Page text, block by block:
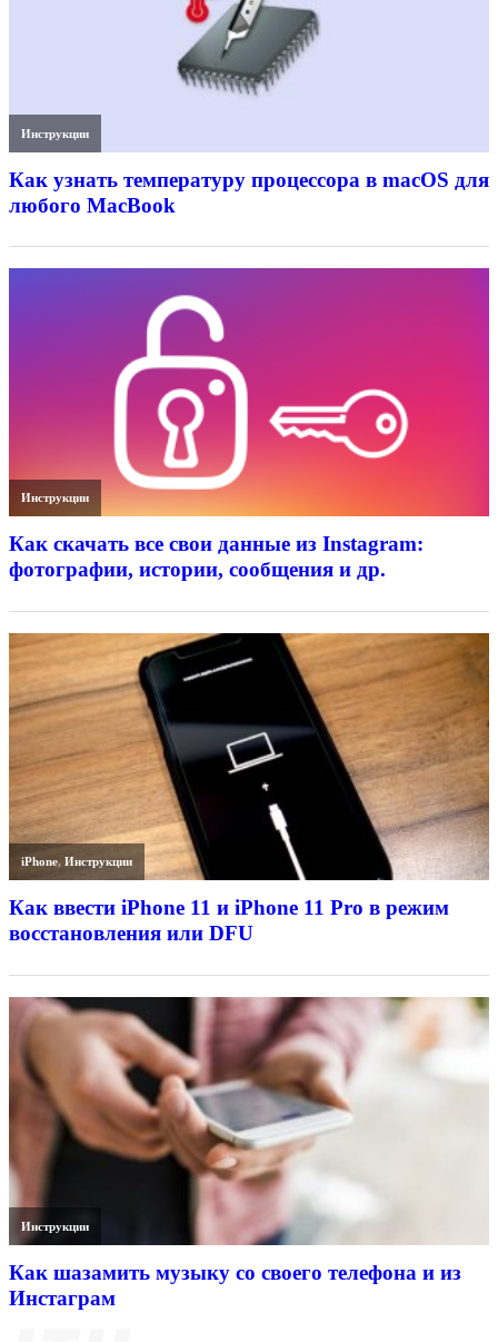
Инструкции
Как узнать температуру процессора в macOS для
любого MacBook
Инструкции
Как скачать все свои данные из Instagram:
фотографии, истории, сообщения и др.
iPhone,Инструкции
Как ввести iPhone 11 и iPhone 11 Pro в режим
восстановления или DFU
Инструкции
Как шазамить музыку со своего телефона и из
Инстаграм